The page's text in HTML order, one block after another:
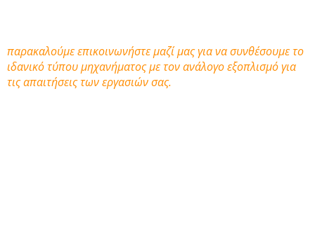
παρακαλούμε επικοινωνήστε μαζί μας για να συνθέσουμε το
ιδανικό τύπου μηχανήματος με τον ανάλογο εξοπλισμό για
τις απαιτήσεις των εργασιών σας.